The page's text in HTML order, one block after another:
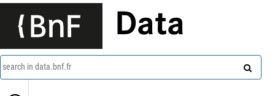
Data
search in data.bnf.fr